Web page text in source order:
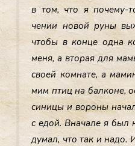
в том, что я
чении но­вой ру­ны
что­бы в кон­це од­на
ме­ня, а вто­рая для
сво­ей ком­на­те, а
мим птиц на бал­ко­не,
си­ницы и во­роны
с едой. Вна­чале я
думал, что так и на­до.